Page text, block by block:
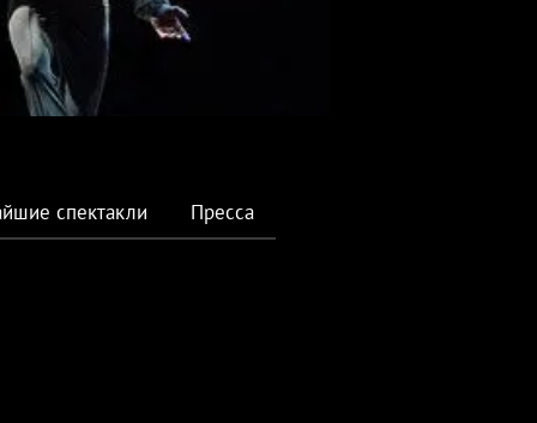
спектакли Пресса